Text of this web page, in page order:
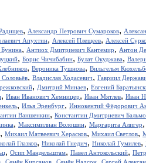
, Александр Петрович Сумароков,
Апухтин, Алексей Плещеев, Алексей
, Антиох Дмитриевич Кантемир, Антон
, Борис Чичибабин, Булат Окуджава,
, Вероника Тушнова, Вильгельм
, Владислав Ходасевич, Гавриил
, Дмитрий Минаев, Евгений
, Иван Иванович Хемницер, Иван Мятлев, Иван
, Илья Эренбург, Иннокентий Фёдорович
Ваншенкин, Константин Дмитриевич
, Максимилиан Волошин, Маргарита Алигер,
, Михаил Матвеевич Херасков, Михаил Светлов,
Глазков, Николай Гнедич, Николай Гумилев,
, Осип Мандельштам, Павел Антокольский,